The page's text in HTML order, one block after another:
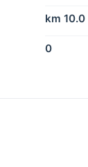
10.0 km
0